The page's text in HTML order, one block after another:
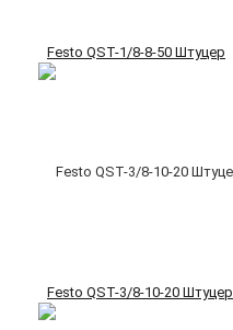
Festo QST-1/8-8-50 Штуцер
Festo QST-3/8-10-20 Штуцер